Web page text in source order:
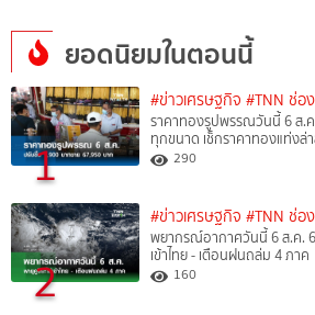
ยอดนิยมในตอนนี้
1
#ข่าวเศรษฐกิจ #TNN ช่อ
ราคาทองรูปพรรณวันนี้ 6 ส.
ทุกขนาด เช็กราคาทองแท่งล่
290
2
#ข่าวเศรษฐกิจ #TNN ช่อ
พยากรณ์อากาศวันนี้ 6 ส.ค.
เข้าไทย - เตือนฝนถล่ม 4 ภาค
160